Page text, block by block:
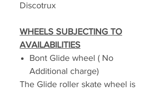
Discotrux
WHEELS SUBJECTING TO
AVAILABILITIES
Bont Glide wheel ( No
Additional charge)
The Glide roller skate wheel is